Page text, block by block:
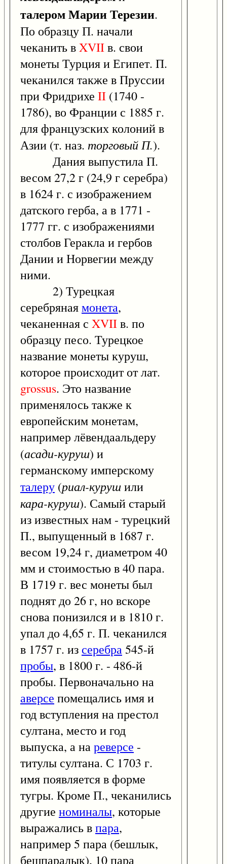
талером Марии Терезии.
По образцу П. начали
чеканить вXVIIв. свои
монеты Турция и Египет. П.
чеканился также в Пруссии
при Фридрихе II (1740 -
1786), во Франции с 1885 г.
для французских колоний в
Азии (т. наз. торговый П.).
Дания выпустила П.
весом 27,2 г (24,9 г серебра)
в 1624 г. с изображением
датского герба, а в 1771 -
1777 гг. с изображениями
столбов Геракла и гербов
Дании и Норвегии между
ними.
2) Турецкая
серебрянаямонета,
чеканенная с XVIIв. по
образцу песо. Турецкое
название монеты куруш,
которое происходит от лат.
grossus. Это название
применялось также к
европейским монетам,
например лёвендаальдеру
(асади-куруш) и
германскому имперскому
талеру (риал-курушили
кара-куруш). Самый старый
из известных нам - турецкий
П., выпущенный в 1687 г.
весом 19,24 г, диаметром 40
мм и стоимостью в 40 пара.
В 1719 г. вес монеты был
поднят до 26 г, но вскоре
снова понизился и в 1810 г.
упал до 4,65 г. П. чеканился
в 1757 г. из серебра545-й
пробы, в 1800 г. - 486-й
пробы. Первоначально на
аверсе помещались имя и
год вступления на престол
султана, место и год
выпуска, а нареверсе -
титулы султана. С 1703 г.
имя появляется в форме
тугры. Кроме П., чеканились
другие номиналы, которые
выражались впара,
например 5 пара (бешлык,
бешпаралык), 10 пара